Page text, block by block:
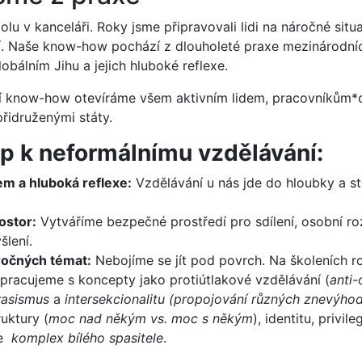
v kanceláři. Roky jsme připravovali lidi na náročné
Naše know-how pochází z dlouholeté praxe
Jihu a jejich hluboké reflexe.
how otevíráme všem aktivním lidem,
státy.
k neformálnímu vzdělávání:
a hluboká reflexe: Vzdělávání u nás jde do hloubky a
Vytváříme bezpečné prostředí pro sdílení, osobní
témat: Nebojíme se jít pod povrch. Na školeních
s koncepty jako protiútlakové vzdělávání (anti-
a intersekcionalitu (propojování různých
(moc nad někým vs. moc s někým), identitu,
komplex bílého spasitele.